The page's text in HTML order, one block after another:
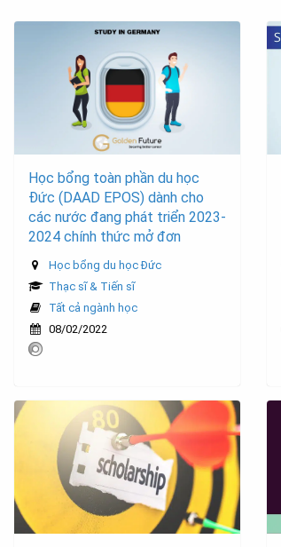
Học bổng toàn phần du học
Đức (DAAD EPOS) dành cho
các nước đang phát triển 2023-
2024 chính thức mở đơn
Học bổng du học Đức
Thạc sĩ & Tiến sĩ
Tất cả ngành học
08/02/2022